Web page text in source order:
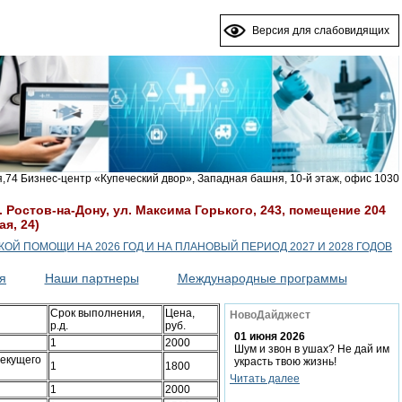
Версия для слабовидящих
Бизнес-центр «Купеческий двор», Западная башня, 10-й этаж, офис 1030
на-Дону, ул. Максима Горького, 243, помещение 204
24)
ПОМОЩИ НА 2026 ГОД И НА ПЛАНОВЫЙ ПЕРИОД 2027 И 2028 ГОДОВ
Наши партнеры Международные программы
Срок выполнения,
р.д.
Цена,
руб.
1
2000
1
1800
1
2000
НовоДайджест
01 июня 2026
Шум и звон в ушах? Не дай им
украсть твою жизнь!
Читать далее